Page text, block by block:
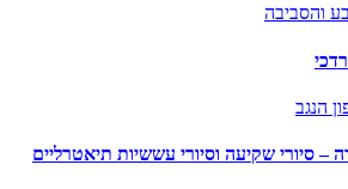
והסביבה
הנגב
– סיורי שקיעה וסיורי עששיות תיאטרליים